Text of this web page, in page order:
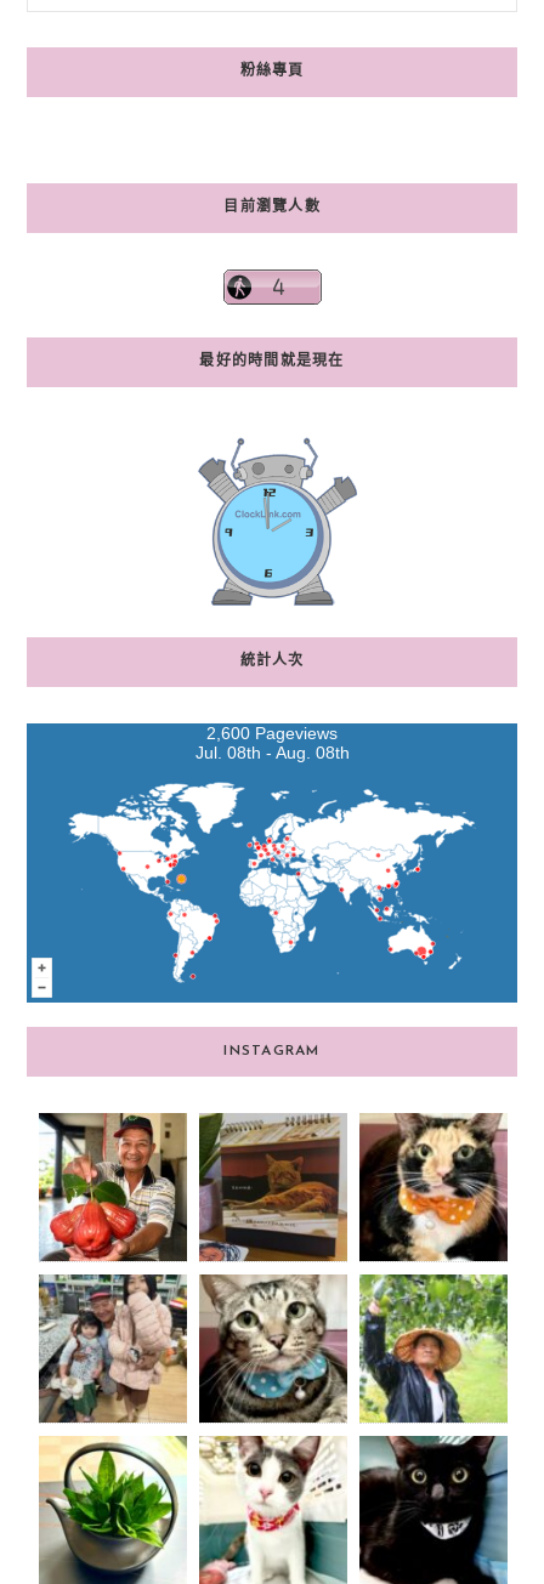
粉絲專頁
目前瀏覽人數
最好的時間就是現在
統計人次
2,600 Pageviews
Jul. 08th - Aug. 08th
INSTAGRAM